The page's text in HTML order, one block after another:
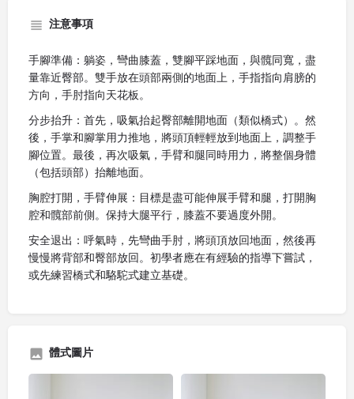
注意事項
手腳準備：躺姿，彎曲膝蓋，雙腳平踩地面，與髖同寬，盡
量靠近臀部。雙手放在頭部兩側的地面上，手指指向肩膀的
方向，手肘指向天花板。
分步抬升：首先，吸氣抬起臀部離開地面（類似橋式）。然
後，手掌和腳掌用力推地，將頭頂輕輕放到地面上，調整手
腳位置。最後，再次吸氣，手臂和腿同時用力，將整個身體
（包括頭部）抬離地面。
胸腔打開，手臂伸展：目標是盡可能伸展手臂和腿，打開胸
腔和髖部前側。保持大腿平行，膝蓋不要過度外開。
安全退出：呼氣時，先彎曲手肘，將頭頂放回地面，然後再
慢慢將背部和臀部放回。初學者應在有經驗的指導下嘗試，
或先練習橋式和駱駝式建立基礎。
體式圖片